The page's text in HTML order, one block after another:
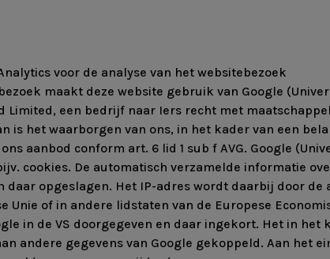
voor de analyse van het websitebezoek
maakt deze website gebruik van Google
Limited, een bedrijf naar Iers recht met
is het waarborgen van ons, in het kader van een
aanbod conform art. 6 lid 1 sub f AVG. Google
cookies. De automatisch verzamelde informatie
daar opgeslagen. Het IP-adres wordt daarbij door
Unie of in andere lidstaten van de Europese
in de VS doorgegeven en daar ingekort. Het in
andere gegevens van Google gekoppeld. Aan het